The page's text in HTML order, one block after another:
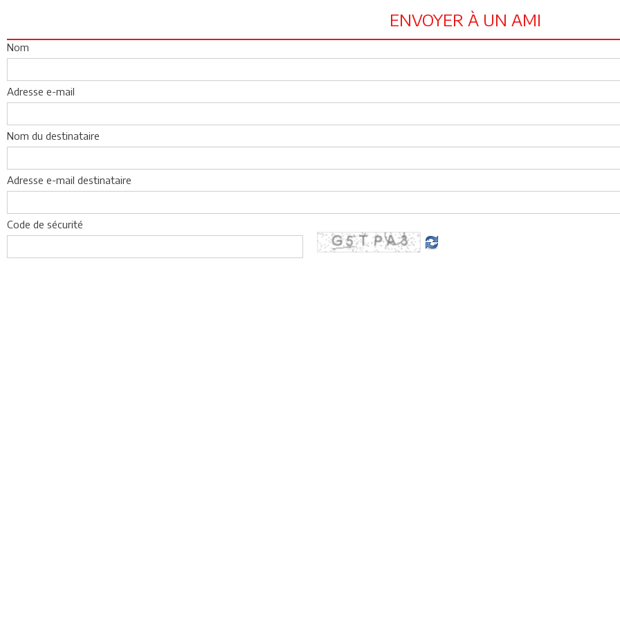
ENVOYER À UN AMI
Nom
Adresse e-mail
Nom du destinataire
Adresse e-mail destinataire
Code de sécurité